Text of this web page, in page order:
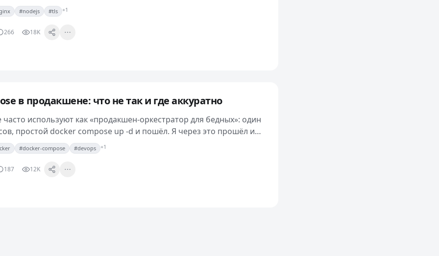
то HSTS никто не…
#nodejs #tls +1
266 18K
в продакшене: что не так и где аккуратно
используют как «продакшен-оркестратор для бедных»: один
простой docker compose up -d и пошёл. Я через это прошёл и
от Compose…
#docker-compose #devops +1
187 12K